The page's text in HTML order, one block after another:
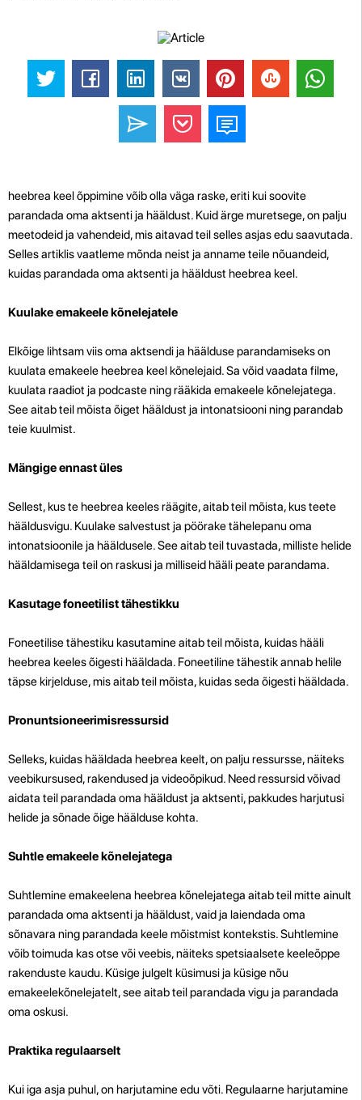
heebrea keel õppimine võib olla väga raske, eriti kui soovite
parandada oma aktsenti ja hääldust. Kuid ärge muretsege, on palju
meetodeid ja vahendeid, mis aitavad teil selles asjas edu saavutada.
Selles artiklis vaatleme mõnda neist ja anname teile nõuandeid,
kuidas parandada oma aktsenti ja hääldust heebrea keel.
Kuulake emakeele kõnelejatele
Elkõige lihtsam viis oma aktsendi ja häälduse parandamiseks on
kuulata emakeele heebrea keel kõnelejaid. Sa võid vaadata filme,
kuulata raadiot ja podcaste ning rääkida emakeele kõnelejatega.
See aitab teil mõista õiget hääldust ja intonatsiooni ning parandab
teie kuulmist.
Mängige ennast üles
Sellest, kus te heebrea keeles räägite, aitab teil mõista, kus teete
hääldusvigu. Kuulake salvestust ja pöörake tähelepanu oma
intonatsioonile ja hääldusele. See aitab teil tuvastada, milliste helide
hääldamisega teil on raskusi ja milliseid hääli peate parandama.
Kasutage foneetilist tähestikku
Foneetilise tähestiku kasutamine aitab teil mõista, kuidas hääli
heebrea keeles õigesti hääldada. Foneetiline tähestik annab helile
täpse kirjelduse, mis aitab teil mõista, kuidas seda õigesti hääldada.
Pronuntsioneerimisressursid
Selleks, kuidas hääldada heebrea keelt, on palju ressursse, näiteks
veebikursused, rakendused ja videoõpikud. Need ressursid võivad
aidata teil parandada oma hääldust ja aktsenti, pakkudes harjutusi
helide ja sõnade õige häälduse kohta.
Suhtle emakeele kõnelejatega
Suhtlemine emakeelena heebrea kõnelejatega aitab teil mitte ainult
parandada oma aktsenti ja hääldust, vaidja laiendada oma
sõnavara ning parandada keele mõistmist kontekstis. Suhtlemine
võib toimuda kas otse või veebis, näiteks spetsiaalsete keeleõppe
rakenduste kaudu. Küsige julgelt küsimusi ja küsige nõu
emakeelekõnelejatelt, see aitab teil parandada vigu ja parandada
oma oskusi.
Praktika regulaarselt
Kui iga asja puhul, on harjutamine edu võti. Regulaarne harjutamine